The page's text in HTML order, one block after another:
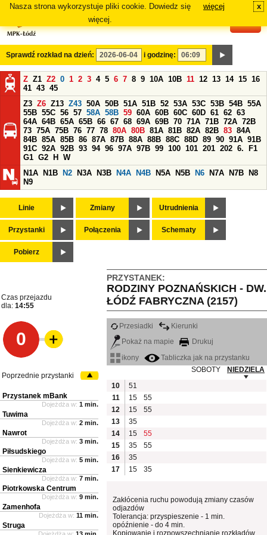
Nasza strona wykorzystuje pliki cookie. Dowiedz się
więcej.
więcej x
Sprawdź rozkład na dzień: i godzinę:
Z Z1 Z2 0 1 2 3 4 5 6 7 8 9 10A 10B 11 12 13 14 15 16
41 43 45
Z3 Z6 Z13 Z43 50A 50B 51A 51B 52 53A 53C 53B 54B 55A
55B 55C 56 57 58A 58B 59 60A 60B 60C 60D 61 62 63
64A 64B 65A 65B 66 67 68 69A 69B 70 71A 71B 72A 72B
73 75A 75B 76 77 78 80A 80B 81A 81B 82A 82B 83 84A
84B 85A 85B 86 87A 87B 88A 88B 88C 88D 89 90 91A 91B
91C 92A 92B 93 94 96 97A 97B 99 100 101 201 202 6.
F1
G1 G2 H
W
N1A
N1B N2 N3A N3B N4A N4B N5A N5B N6 N7A N7B
N8
N9
Linie Zmiany Utrudnienia
Przystanki Połączenia Schematy
Pobierz
PRZYSTANEK:
RODZINY POZNAŃSKICH - DW.
ŁÓDŹ FABRYCZNA (2157)
Czas przejazdu
dla: 14:55
0
Przesiadki
Kierunki
Pokaż na mapie
Drukuj
ikony
Tabliczka jak na przystanku
SOBOTY
NIEDZIELA
10
51
11
15
55
12
15
55
13
35
14
15
55
15
35
55
16
35
17
15 35
Zakłócenia ruchu powodują zmiany czasów
odjazdów
Tolerancja: przyspieszenie - 1 min.
opóźnienie - do 4 min.
Kopiowanie i rozpowszechnianie rozkładów
Poprzednie przystanki
Przystanek mBank
Dojeżdża w: 1 min.
Tuwima
Dojeżdża w: 2 min.
Nawrot
Dojeżdża w: 3 min.
Piłsudskiego
Dojeżdża w: 5 min.
Sienkiewicza
Dojeżdża w: 7 min.
Piotrkowska Centrum
Dojeżdża w: 9 min.
Zamenhofa
Dojeżdża w: 11 min.
Struga